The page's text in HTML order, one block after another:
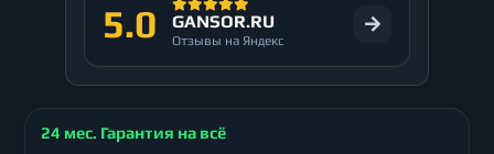
5.0 GANSOR.RU
Отзывы на Яндекс
24 мес. Гарантия на всё